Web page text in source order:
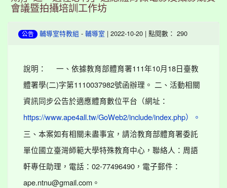
會議暨拍攝培訓工作坊
公告 輔導室特教組 - 輔導室 | 2022-10-20 | 點閱數： 290
說明： 一、依據教育部體育署111年10月18日臺教
體署學(二)字第1110037982號函辦理。 二、活動相關
資訊同步公告於適應體育數位平台（網址：
https://www.ape4all.tw/GoWeb2/include/index.php）。
三、本案如有相關未盡事宜，請洽教育部體育署委託
單位國立臺灣師範大學特殊教育中心，聯絡人：周語
軒專任助理，電話：02-77496490，電子郵件：
ape.ntnu@gmail.com。